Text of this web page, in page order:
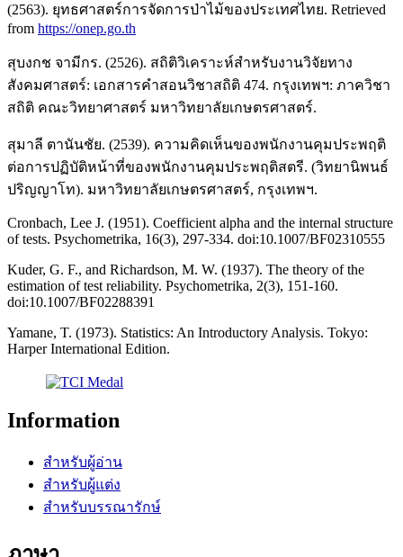
(2563). ยุทธศาสตร์การจัดการป่าไม้ของประเทศไทย. Retrieved
from https://onep.go.th
สุบงกช จามีกร. (2526). สถิติวิเคราะห์สำหรับงานวิจัยทาง
สังคมศาสตร์: เอกสารคำสอนวิชาสถิติ 474. กรุงเทพฯ: ภาควิชา
สถิติ คณะวิทยาศาสตร์ มหาวิทยาลัยเกษตรศาสตร์.
สุมาลี ตานันชัย. (2539). ความคิดเห็นของพนักงานคุมประพฤติ
ต่อการปฏิบัติหน้าที่ของพนักงานคุมประพฤติสตรี. (วิทยานิพนธ์
ปริญญาโท). มหาวิทยาลัยเกษตรศาสตร์, กรุงเทพฯ.
Cronbach, Lee J. (1951). Coefficient alpha and the internal structure
of tests. Psychometrika, 16(3), 297-334. doi:10.1007/BF02310555
Kuder, G. F., and Richardson, M. W. (1937). The theory of the
estimation of test reliability. Psychometrika, 2(3), 151-160.
doi:10.1007/BF02288391
Yamane, T. (1973). Statistics: An Introductory Analysis. Tokyo:
Harper International Edition.
Information
สำหรับผู้อ่าน
สำหรับผู้แต่ง
สำหรับบรรณารักษ์